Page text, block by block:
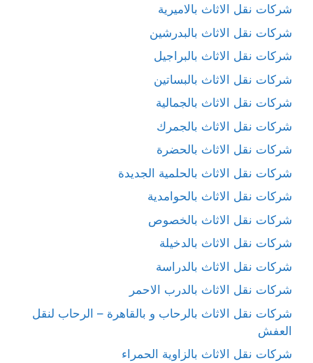
شركات نقل الاثاث بالاميرية
شركات نقل الاثاث بالبدرشين
شركات نقل الاثاث بالبراجيل
شركات نقل الاثاث بالبساتين
شركات نقل الاثاث بالجمالية
شركات نقل الاثاث بالجمرك
شركات نقل الاثاث بالحضرة
شركات نقل الاثاث بالحلمية الجديدة
شركات نقل الاثاث بالحوامدية
شركات نقل الاثاث بالخصوص
شركات نقل الاثاث بالدخيلة
شركات نقل الاثاث بالدراسة
شركات نقل الاثاث بالدرب الاحمر
شركات نقل الاثاث بالرحاب و بالقاهرة – الرحاب لنقل
العفش
شركات نقل الاثاث بالزاوية الحمراء